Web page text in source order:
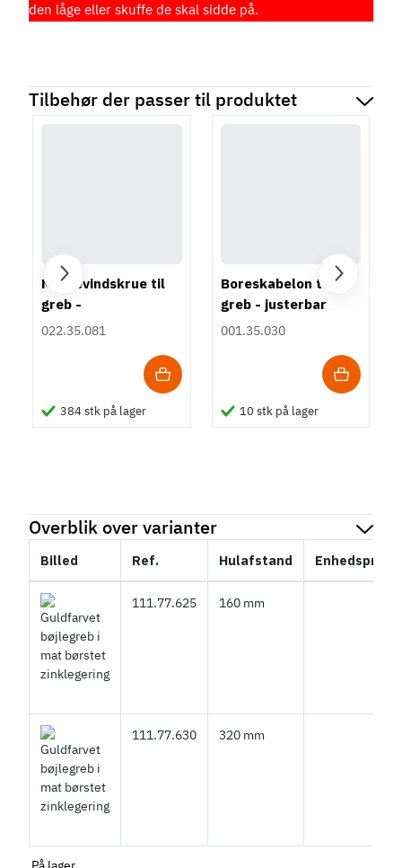
den låge eller skuffe de skal sidde på.
Tilbehør der passer til produktet
M4 Gevindskrue til
greb -
Tallerkenhoved -
022.35.081
384 stk på lager
Boreskabelon til
greb - justerbar
001.35.030
10 stk på lager
Overblik over varianter
Billed Ref. Hulafstand Enhedspris
111.77.625 160 mm
111.77.630 320 mm